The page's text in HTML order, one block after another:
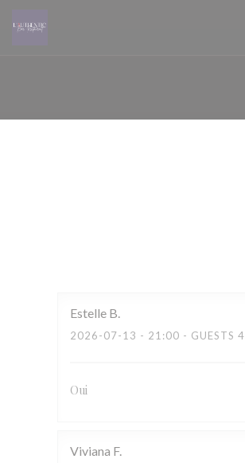
Estelle B
2026-07-13 - 21:00 - GUESTS 4
Oui
Viviana F